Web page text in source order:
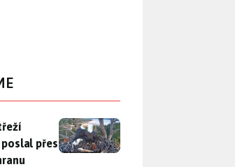
přírodu. Šéf OpenAI poslal přes 100
poslal přes